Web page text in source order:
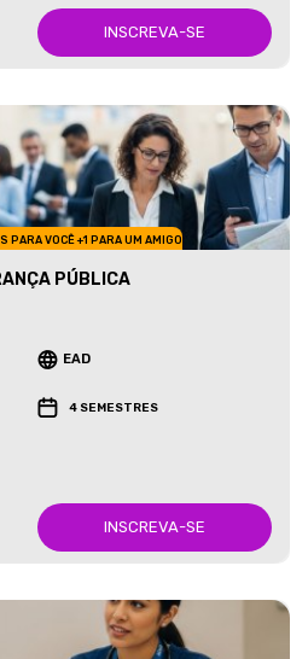
INSCREVA-SE
PARA VOCÊ +1 PARA UM AMIGO
PÚBLICA
EAD
4 SEMESTRES
INSCREVA-SE